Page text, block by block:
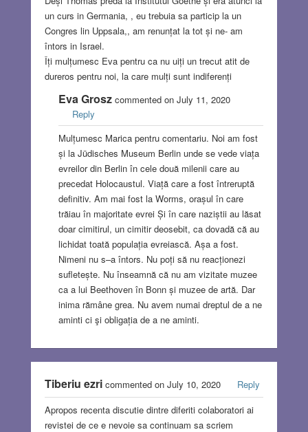
un curs in Germania, , eu trebuia sa particip la un
Congres lin Uppsala,, am renunțat la tot și ne- am
întors in Israel.
Îți mulțumesc Eva pentru ca nu uiți un trecut atit de
dureros pentru noi, la care mulți sunt indiferenți
Eva Groszcommented on July 11, 2020
Reply
Mulțumesc Marica pentru comentariu. Noi am fost
și la Jüdisches Museum Berlin unde se vede viața
evreilor din Berlin în cele două milenii care au
precedat Holocaustul. Viață care a fost întreruptă
definitiv. Am mai fost la Worms, orașul în care
trăiau în majoritate evrei Și în care naziștii au lăsat
doar cimitirul, un cimitir deosebit, ca dovadă că au
lichidat toată populația evreiască. Așa a fost.
Nimeni nu s–a întors. Nu poți să nu reacționezi
sufletește. Nu înseamnă că nu am vizitate muzee
ca a lui Beethoven în Bonn și muzee de artă. Dar
inima rămâne grea. Nu avem numai dreptul de a ne
aminti ci şi obligația de a ne aminti.
Tiberiu ezricommented on July 10, 2020
Reply
Apropos recenta discutie dintre diferiti colaboratori ai
revistei de ce e nevoie sa continuam sa scriem